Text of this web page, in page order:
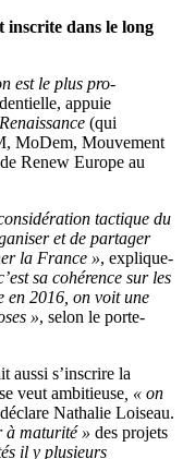
inscrite dans le long
est le plus pro-
appuie
Renaissance (qui
MoDem, Mouvement
Renew Europe au
tactique du
et de partager
la France », explique-
sa cohérence sur les
en 2016, on voit une
», selon le porte-
aussi s’inscrire la
veut ambitieuse , « on
déclare Nathalie Loiseau.
à maturité » des projets
il y plusieurs